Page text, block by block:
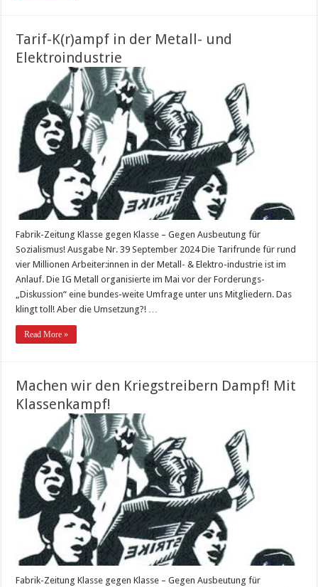
Tarif-K(r)ampf in der Metall- und
Elektroindustrie
Fabrik-Zeitung Klasse gegen Klasse – Gegen Ausbeutung für
Sozialismus! Ausgabe Nr. 39 September 2024 Die Tarifrunde für rund
vier Millionen Arbeiter:innen in der Metall- & Elektro-industrie ist im
Anlauf. Die IG Metall organisierte im Mai vor der Forderungs-
„Diskussion“ eine bundes-weite Umfrage unter uns Mitgliedern. Das
klingt toll! Aber die Umsetzung?! …
Read More »
Machen wir den Kriegstreibern Dampf! Mit
Klassenkampf!
Fabrik-Zeitung Klasse gegen Klasse – Gegen Ausbeutung für